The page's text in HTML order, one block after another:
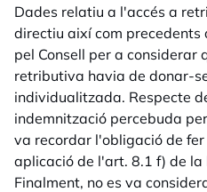
Dades relatiu a l'accés a
directiu així com precedents
pel Consell per a considerar
retributiva havia de donar-
individualitzada. Respecte
indemnització percebuda
va recordar l'obligació de
aplicació de l'art. 8.1 f) de
Finalment, no es va